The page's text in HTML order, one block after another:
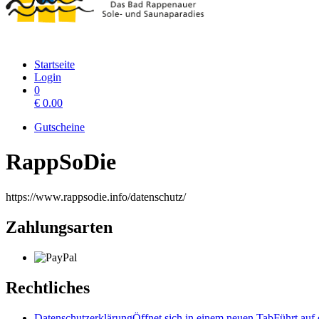
Startseite
Login
0
€ 0.00
Gutscheine
RappSoDie
https://www.rappsodie.info/datenschutz/
Zahlungsarten
Rechtliches